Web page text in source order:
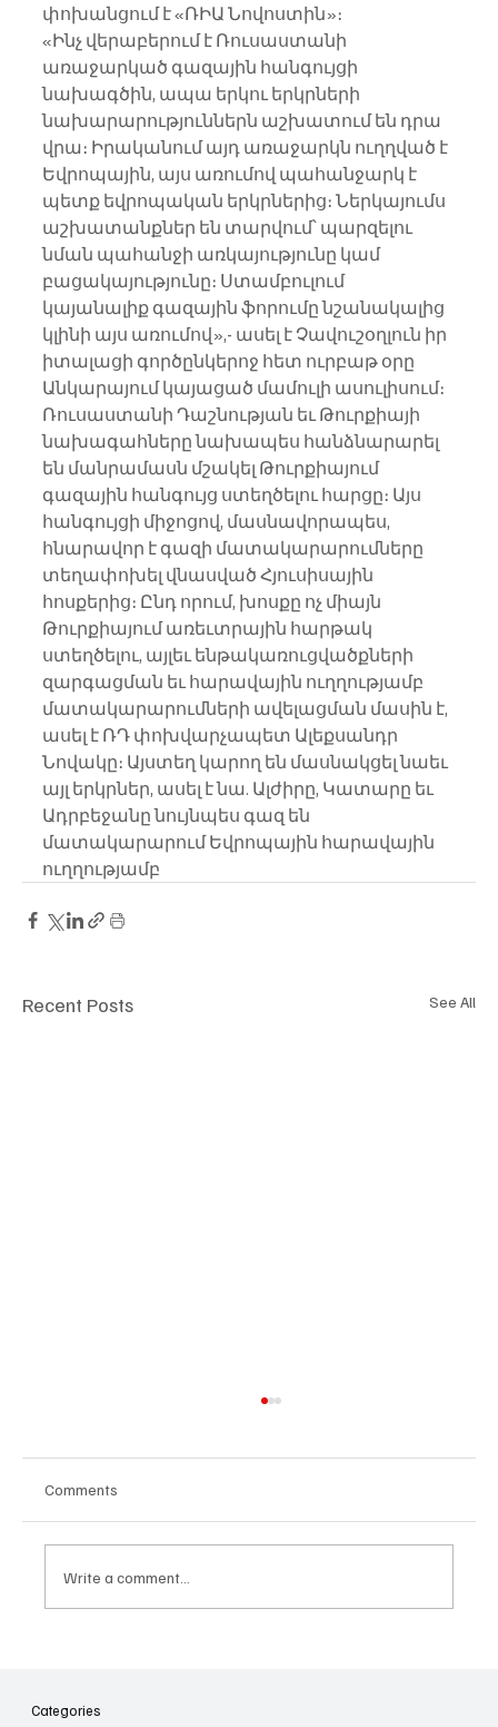
փոխանցում է «ՌԻԱ Նովոստին»։
«Ինչ վերաբերում է Ռուսաստանի
առաջարկած գազային հանգույցի
նախագծին, ապա երկու երկրների
նախարարություններն աշխատում են դրա
վրա։ Իրականում այդ առաջարկն ուղղված է
Եվրոպային, այս առումով պահանջարկ է
պետք եվրոպական երկրներից։ Ներկայումս
աշխատանքներ են տարվում՝ պարզելու
նման պահանջի առկայությունը կամ
բացակայությունը։ Ստամբուլում
կայանալիք գազային ֆորումը նշանակալից
կլինի այս առումով»,- ասել է Չավուշօղլուն իր
իտալացի գործընկերոջ հետ ուրբաթ օրը
Անկարայում կայացած մամուլի ասուլիսում։
Ռուսաստանի Դաշնության եւ Թուրքիայի
նախագահները նախապես հանձնարարել
են մանրամասն մշակել Թուրքիայում
գազային հանգույց ստեղծելու հարցը։ Այս
հանգույցի միջոցով, մասնավորապես,
հնարավոր է գազի մատակարարումները
տեղափոխել վնասված Հյուսիսային
հոսքերից։ Ընդ որում, խոսքը ոչ միայն
Թուրքիայում առեւտրային հարթակ
ստեղծելու, այլեւ ենթակառուցվածքների
զարգացման եւ հարավային ուղղությամբ
մատակարարումների ավելացման մասին է,
ասել է ՌԴ փոխվարչապետ Ալեքսանդր
Նովակը։ Այստեղ կարող են մասնակցել նաեւ
այլ երկրներ, ասել է նա. Ալժիրը, Կատարը եւ
Ադրբեջանը նույնպես գազ են
մատակարարում Եվրոպային հարավային
ուղղությամբ
Recent Posts See All
նվիրում որոշում
Comments
Write a comment...
Categories